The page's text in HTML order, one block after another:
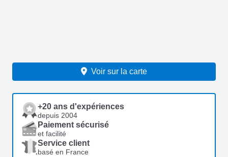
Voir sur la carte
+20 ans d'expériences
depuis 2004
Paiement sécurisé
et facilité
Service client
basé en France